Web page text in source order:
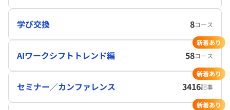
学び交換 8コース
AIワークシフトトレンド編 58コース
新着あり
セミナー／カンファレンス 3416記事
新着あり
新着あり